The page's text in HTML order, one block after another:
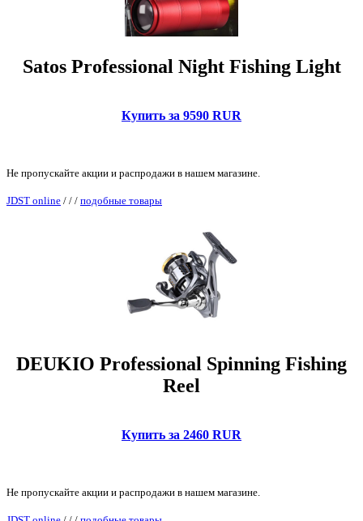
Satos Professional Night Fishing Light
Купить за 9590 RUR
Не пропускайте акции и распродажи в нашем магазине.
JDST online / / / подобные товары
DEUKIO Professional Spinning Fishing
Reel
Купить за 2460 RUR
Не пропускайте акции и распродажи в нашем магазине.